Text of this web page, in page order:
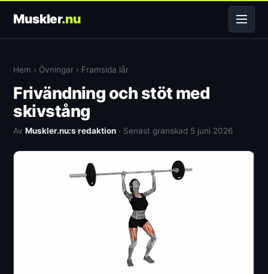
Muskler.nu
Hem › Övningar › Framsida lår
Frivändning och stöt med
skivstång
AvMuskler.nu:s redaktion · Senast granskad 5 juni 2026